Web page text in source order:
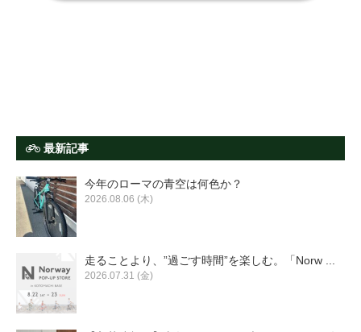
最新記事
今年のローマの青空は何色か？
2026.08.06 (木)
走ることより、”過ごす時間”を楽しむ。「Norw ...
2026.07.31 (金)